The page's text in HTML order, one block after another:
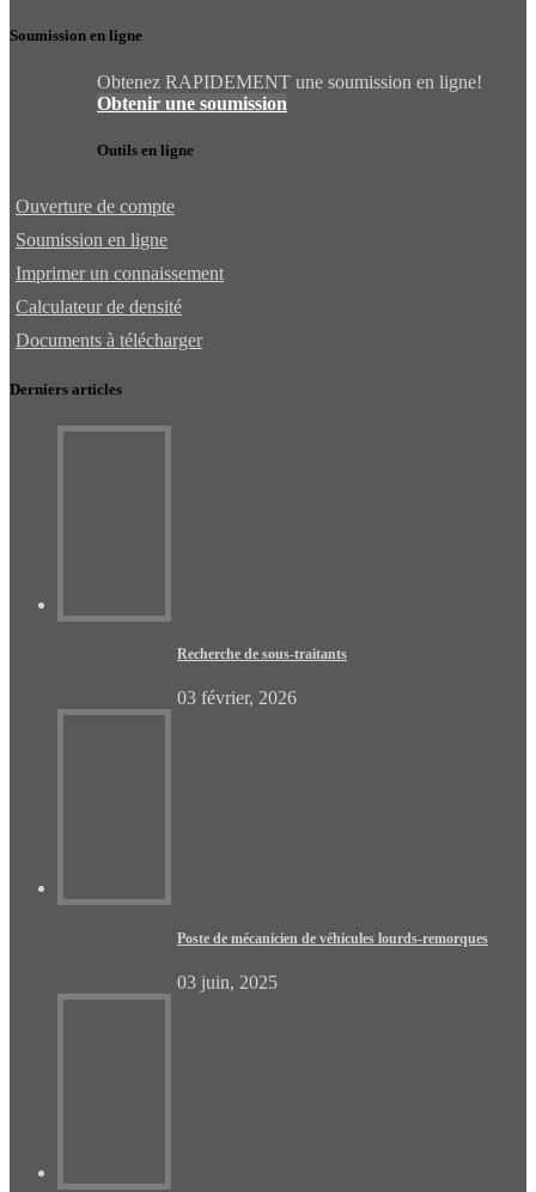
Soumission en ligne
Obtenez RAPIDEMENT une soumission en ligne!
Obtenir une soumission
Outils en ligne
Ouverture de compte
Soumission en ligne
Imprimer un connaissement
Calculateur de densité
Documents à télécharger
Derniers articles
Recherche de sous-traitants
03 février, 2026
Poste de mécanicien de véhicules lourds-remorques
03 juin, 2025